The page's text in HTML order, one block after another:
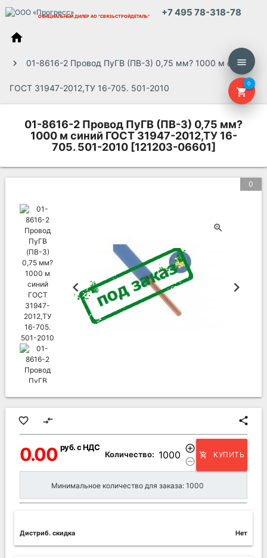
ОФИЦИАЛЬНЫЙ ДИЛЕР АО "СВЯЗЬСТРОЙДЕТАЛЬ" +7 495 78-318-78
menu
shopping_cart
0
home
01-8616-2 Провод ПуГВ (ПВ-3) 0,75 мм? 1000 м синий
ГОСТ 31947-2012,ТУ 16-705. 501-2010
01-8616-2 Провод ПуГВ (ПВ-3) 0,75 мм?
1000 м синий ГОСТ 31947-2012,ТУ 16-
705. 501-2010 [121203-06601]
0
favorite_border compare_arrows share
0.00 руб. с НДС
Количество:
add_circle_outline
remove_circle_outline
add_shopping_cart КУПИТЬ
Минимальное количество для заказа: 1000
Дистриб. скидка Нет